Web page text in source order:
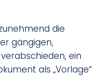
die
gängigen,
ein
als „Vorlage“